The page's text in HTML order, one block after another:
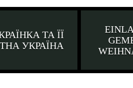
ТА ЇЇ
УКРАЇНА